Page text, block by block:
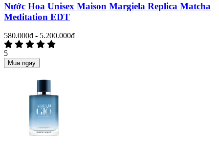
Nước Hoa Unisex Maison Margiela Replica Matcha
Meditation EDT
580.000đ - 5.200.000đ
5
Mua ngay